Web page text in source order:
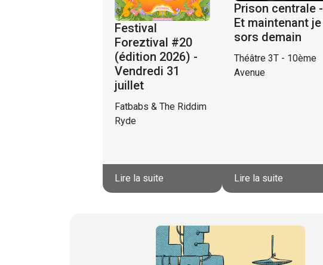
Festival
Foreztival #20
(édition 2026) -
Vendredi 31
juillet
Fatbabs & The Riddim
Ryde
Lire la suite
Prison centrale -
Et maintenant je
sors demain
Théâtre 3T - 10ème
Avenue
Lire la suite